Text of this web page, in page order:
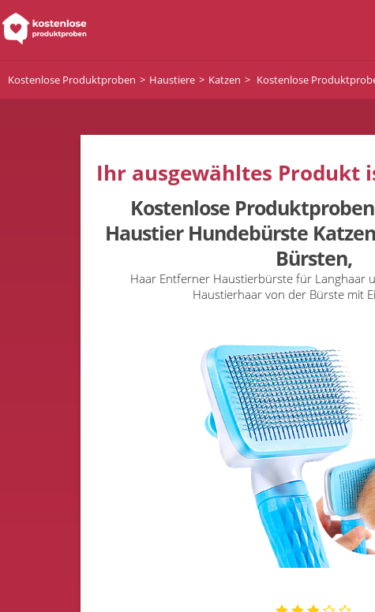
Kostenlose Produktproben Haustiere Katzen Kostenlose
Ihr ausgewähltes Produkt
Kostenlose Produktproben
Haustier Hundebürste
Bürsten,
Haar Entferner Haustierbürste für Langhaar
Haustierhaar von der Bürste mit